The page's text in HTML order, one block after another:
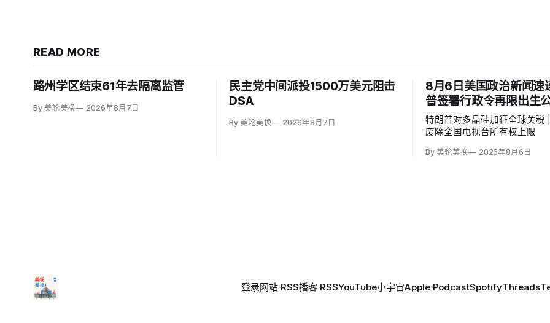
READ MORE
路州学区结束61年去隔离监管
By 美轮美换 2026年8月7日
民主党中间派投1500万美元阻击
DSA
By 美轮美换 2026年8月7日
8月6日美国政治新闻速
普签署行政令再限出生
特朗普对多晶硅加征全球关税
废除全国电视台所有权上限
By 美轮美换 2026年8月6日
登录网站 RSS播客 RSSYouTube小宇宙Apple PodcastSpotifyThreads